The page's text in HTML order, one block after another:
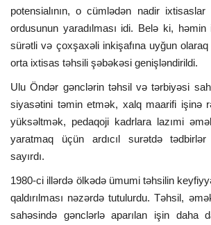
potensialının, o cümlədən nadir
ordusunun yaradılması idi. Belə ki, həmin
sürətli və çoxşaxəli inkişafına uyğun
orta ixtisas təhsili şəbəkəsi genişləndirildi.
Ulu Öndər gənclərin təhsil və tərbiyəsi
siyasətini təmin etmək, xalq maarifi işinə
yüksəltmək, pedaqoji kadrlara lazımi
yaratmaq üçün ardıcıl surətdə
sayırdı.
1980-ci illərdə ölkədə ümumi təhsilin
qaldırılması nəzərdə tutulurdu. Təhsil,
sahəsində gənclərlə aparılan işin daha